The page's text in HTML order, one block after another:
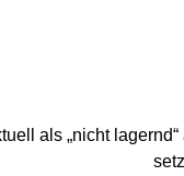
als „nicht